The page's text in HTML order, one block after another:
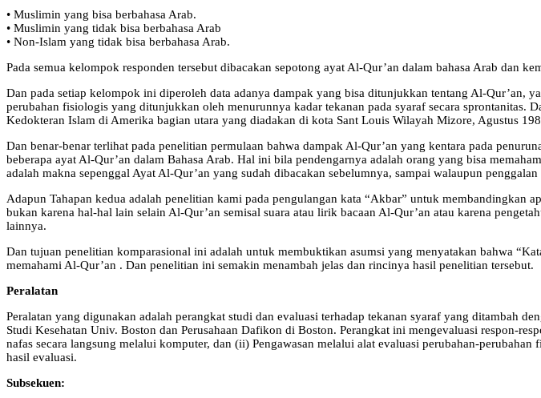
• Muslimin yang bisa berbahasa Arab.
• Muslimin yang tidak bisa berbahasa Arab
• Non-Islam yang tidak bisa berbahasa Arab.
Pada semua kelompok responden tersebut dibacakan sepotong ayat Al-Qur’an dalam bahasa Arab dan
Dan pada setiap kelompok ini diperoleh data adanya dampak yang bisa ditunjukkan tentang Al-Qur’an,
perubahan fisiologis yang ditunjukkan oleh menurunnya kadar tekanan pada syaraf secara sprontanitas.
Kedokteran Islam di Amerika bagian utara yang diadakan di kota Sant Louis Wilayah Mizore, Agustus
Dan benar-benar terlihat pada penelitian permulaan bahwa dampak Al-Qur’an yang kentara pada
beberapa ayat Al-Qur’an dalam Bahasa Arab. Hal ini bila pendengarnya adalah orang yang bisa
adalah makna sepenggal Ayat Al-Qur’an yang sudah dibacakan sebelumnya, sampai walaupun
Adapun Tahapan kedua adalah penelitian kami pada pengulangan kata “Akbar” untuk membandingkan
bukan karena hal-hal lain selain Al-Qur’an semisal suara atau lirik bacaan Al-Qur’an atau karena
lainnya.
Dan tujuan penelitian komparasional ini adalah untuk membuktikan asumsi yang menyatakan bahwa
memahami Al-Qur’an . Dan penelitian ini semakin menambah jelas dan rincinya hasil penelitian tersebut.
Peralatan
Peralatan yang digunakan adalah perangkat studi dan evaluasi terhadap tekanan syaraf yang ditambah
Studi Kesehatan Univ. Boston dan Perusahaan Dafikon di Boston. Perangkat ini mengevaluasi respon-
nafas secara langsung melalui komputer, dan (ii) Pengawasan melalui alat evaluasi perubahan-
hasil evaluasi.
Subsekuen: